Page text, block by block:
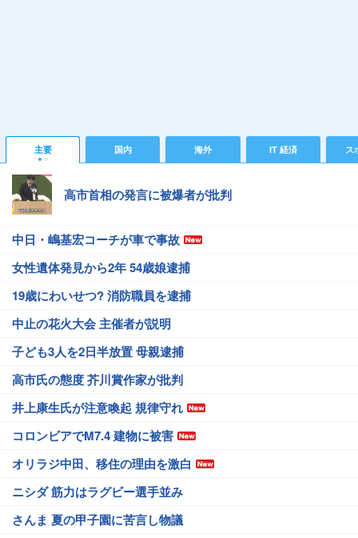
主要 国内 海外 IT 経済 ス
高市首相の発言に被爆者が批判
中日・嶋基宏コーチが車で事故
女性遺体発見から2年 54歳娘逮捕
19歳にわいせつ? 消防職員を逮捕
中止の花火大会 主催者が説明
子ども3人を2日半放置 母親逮捕
高市氏の態度 芥川賞作家が批判
井上康生氏が注意喚起 規律守れ
コロンビアでM7.4 建物に被害
オリラジ中田、移住の理由を激白
ニシダ 筋力はラグビー選手並み
さんま 夏の甲子園に苦言し物議